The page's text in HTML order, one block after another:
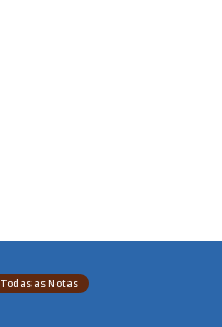
Todas as Notas